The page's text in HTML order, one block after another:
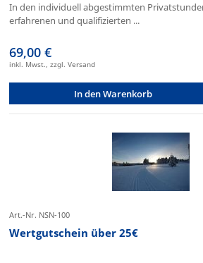
In den individuell abgestimmten
erfahrenen und qualifizierten ...
69,00 €
inkl. Mwst., zzgl. Versand
In den Warenkorb
Art.-Nr. NSN-100
Wertgutschein über 25€